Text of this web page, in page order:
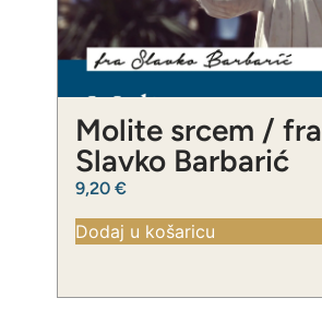
Molite srcem / fra
Slavko Barbarić
9,20 €
Dodaj u košaricu